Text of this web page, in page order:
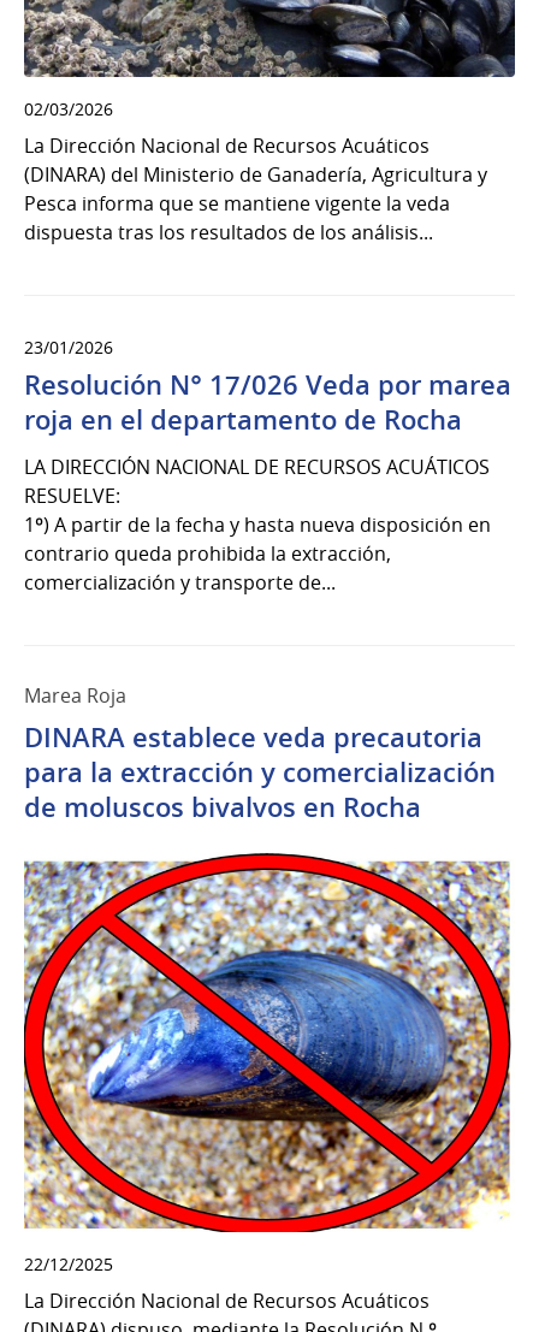
02/03/2026
La Dirección Nacional de Recursos Acuáticos
(DINARA) del Ministerio de Ganadería, Agricultura y
Pesca informa que se mantiene vigente la veda
dispuesta tras los resultados de los análisis...
23/01/2026
Resolución N° 17/026 Veda por marea
roja en el departamento de Rocha
LA DIRECCIÓN NACIONAL DE RECURSOS ACUÁTICOS
RESUELVE:
1º) A partir de la fecha y hasta nueva disposición en
contrario queda prohibida la extracción,
comercialización y transporte de...
Marea Roja
DINARA establece veda precautoria
para la extracción y comercialización
de moluscos bivalvos en Rocha
22/12/2025
La Dirección Nacional de Recursos Acuáticos